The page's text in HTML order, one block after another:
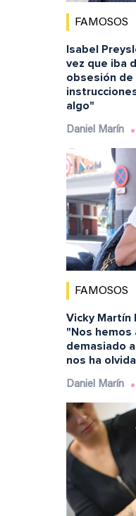
FAMOSOS
Isabel
vez que iba
obsesión de
algo"
Daniel Marín
FAMOSOS
Vicky Martín
"Nos
demasiado
nos ha
Daniel Marín